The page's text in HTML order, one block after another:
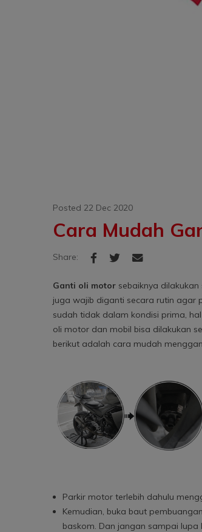
Posted 22 Dec 2020
Cara Mudah
Share:
Ganti oli motor sebaiknya
juga wajib diganti secara rutin agar
sudah tidak dalam kondisi prima,
oli motor dan mobil bisa dilakukan
berikut adalah cara mudah
Parkir motor terlebih dahulu
Kemudian, buka baut
baskom. Dan jangan sampai